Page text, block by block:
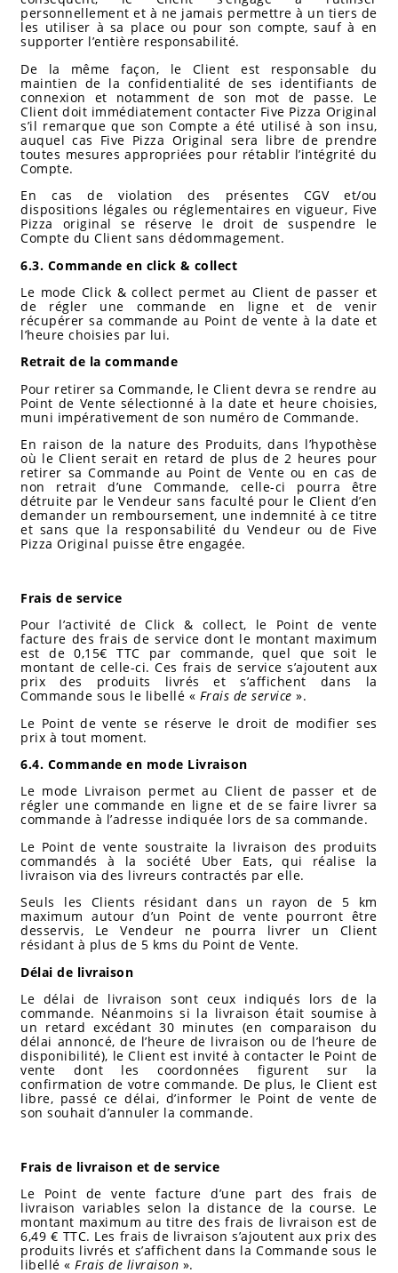
personnellement et à ne jamais permettre à un tiers de
les utiliser à sa place ou pour son compte, sauf à en
supporter l’entière responsabilité.
De la même façon, le Client est responsable du
maintien de la confidentialité de ses identifiants de
connexion et notamment de son mot de passe. Le
Client doit immédiatement contacter Five Pizza Original
s’il remarque que son Compte a été utilisé à son insu,
auquel cas Five Pizza Original sera libre de prendre
toutes mesures appropriées pour rétablir l’intégrité du
Compte.
En cas de violation des présentes CGV et/ou
dispositions légales ou réglementaires en vigueur, Five
Pizza original se réserve le droit de suspendre le
Compte du Client sans dédommagement.
6.3. Commande en click & collect
Le mode Click & collect permet au Client de passer et
de régler une commande en ligne et de venir
récupérer sa commande au Point de vente à la date et
l’heure choisies par lui.
Retrait de la commande
Pour retirer sa Commande, le Client devra se rendre au
Point de Vente sélectionné à la date et heure choisies,
muni impérativement de son numéro de Commande.
En raison de la nature des Produits, dans l’hypothèse
où le Client serait en retard de plus de 2 heures pour
retirer sa Commande au Point de Vente ou en cas de
non retrait d’une Commande, celle-ci pourra être
détruite par le Vendeur sans faculté pour le Client d’en
demander un remboursement, une indemnité à ce titre
et sans que la responsabilité du Vendeur ou de Five
Pizza Original puisse être engagée.
Frais de service
Pour l’activité de Click & collect, le Point de vente
facture des frais de service dont le montant maximum
est de 0,15€ TTC par commande, quel que soit le
montant de celle-ci. Ces frais de service s’ajoutent aux
prix des produits livrés et s’affichent dans la
Commande sous le libellé « Frais de service ».
Le Point de vente se réserve le droit de modifier ses
prix à tout moment.
6.4. Commande en mode Livraison
Le mode Livraison permet au Client de passer et de
régler une commande en ligne et de se faire livrer sa
commande à l’adresse indiquée lors de sa commande.
Le Point de vente soustraite la livraison des produits
commandés à la société Uber Eats, qui réalise la
livraison via des livreurs contractés par elle.
Seuls les Clients résidant dans un rayon de 5 km
maximum autour d’un Point de vente pourront être
desservis, Le Vendeur ne pourra livrer un Client
résidant à plus de 5 kms du Point de Vente.
Délai de livraison
Le délai de livraison sont ceux indiqués lors de la
commande. Néanmoins si la livraison était soumise à
un retard excédant 30 minutes (en comparaison du
délai annoncé, de l’heure de livraison ou de l’heure de
disponibilité), le Client est invité à contacter le Point de
vente dont les coordonnées figurent sur la
confirmation de votre commande. De plus, le Client est
libre, passé ce délai, d’informer le Point de vente de
son souhait d’annuler la commande.
Frais de livraison et de service
Le Point de vente facture d’une part des frais de
livraison variables selon la distance de la course. Le
montant maximum au titre des frais de livraison est de
6,49 € TTC. Les frais de livraison s’ajoutent aux prix des
produits livrés et s’affichent dans la Commande sous le
libellé «Frais de livraison ».